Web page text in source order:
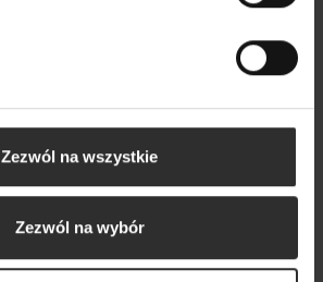
Zezwól na wszystkie
Zezwól na wybór